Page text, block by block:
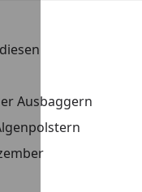
Ausbaggern